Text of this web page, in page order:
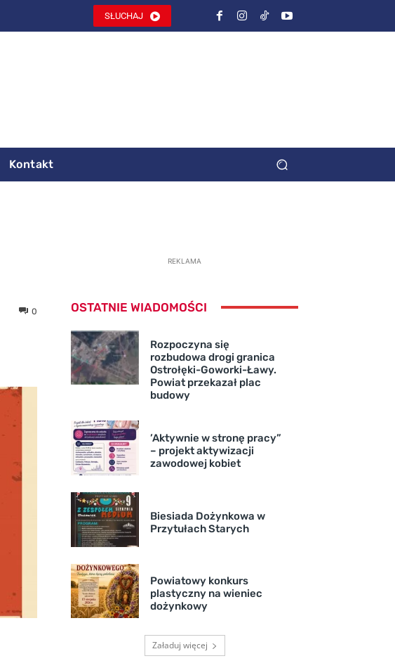
SŁUCHAJ
Kontakt
0
REKLAMA
OSTATNIE WIADOMOŚCI
Rozpoczyna się
rozbudowa drogi granica
Ostrołęki-Goworki-Ławy.
Powiat przekazał plac
budowy
’Aktywnie w stronę pracy”
– projekt aktywizacji
zawodowej kobiet
Biesiada Dożynkowa w
Przytułach Starych
Powiatowy konkurs
plastyczny na wieniec
dożynkowy
Załaduj więcej